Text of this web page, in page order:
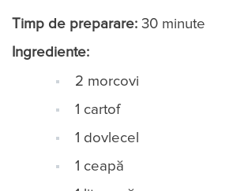
Timp de preparare: 30 minute
Ingrediente:
2 morcovi
1 cartof
1 dovlecel
1 ceapă